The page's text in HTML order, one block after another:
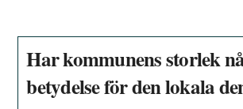
Har kommunens storlek
betydelse för den lokala